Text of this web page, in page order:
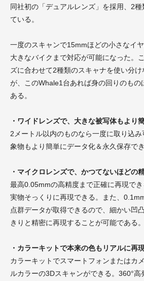
同社初の「デュアルレンズ」を採用、2
ている。
一度のスキャンで15mmほどの小さなイ
大きなバイクまで対応が可能になった。
ズに合わせて2種類のスキャナを使い分
が、このWhale1台あれば身の回りのもの
ある。
・ワイドレンズで、大きな被写体もより
2メートル以内のものなら一度に取り込
象物もより簡単にデータ化＆永久保存でき
・マイクロレンズで、かつてないほどの
最高0.05mmの高精度まで正確に再現で
実物そっくりに再現できる。また、
点群データが取得できるので、細かい凹
きりと精密に再現することが可能である。
・カラーキットで本来の色もリアルに再
カラーキットでスマートフォンまたはカ
ルカラーの3Dスキャンができる。360°